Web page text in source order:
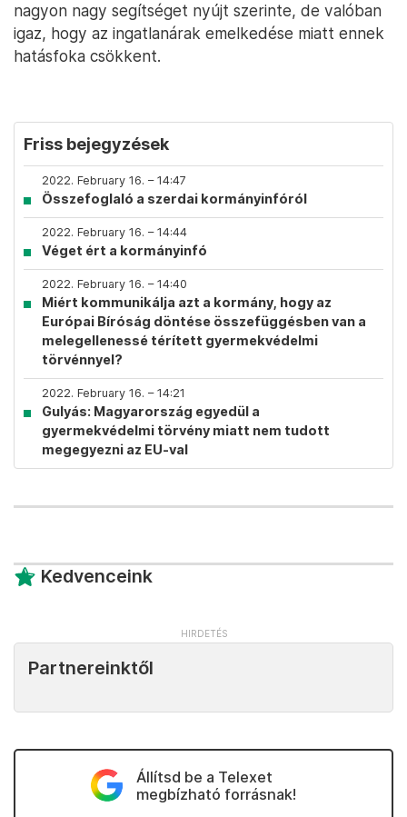
nagyon nagy segítséget nyújt szerinte, de valóban
igaz, hogy az ingatlanárak emelkedése miatt ennek
hatásfoka csökkent.
Friss bejegyzések
2022. February 16. – 14:47
Összefoglaló a szerdai kormányinfóról
2022. February 16. – 14:44
Véget ért a kormányinfó
2022. February 16. – 14:40
Miért kommunikálja azt a kormány, hogy az
Európai Bíróság döntése összefüggésben van a
melegellenessé térített gyermekvédelmi
törvénnyel?
2022. February 16. – 14:21
Gulyás: Magyarország egyedül a
gyermekvédelmi törvény miatt nem tudott
megegyezni az EU-val
Kedvenceink
Partnereinktől
Állítsd be a Telexet
megbízható forrásnak!